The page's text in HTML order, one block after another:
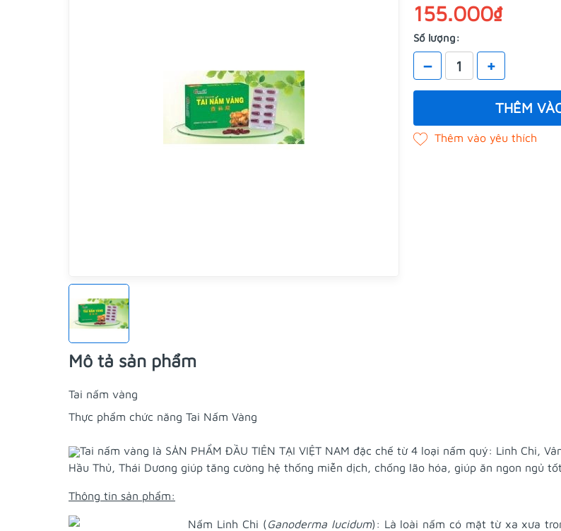
155.000₫
Số lượng:
– +
THÊM
Mô tả sản phẩm
Tai nấm vàng
Thực phẩm chức năng Tai Nấm Vàng
Tai nấm vàng là SẢN PHẨM ĐẦU TIÊN TẠI VIỆT NAM đặc chế từ 4 loại nấm quý: Linh Chi,
Hầu Thủ, Thái Dương giúp tăng cường hệ thống miễn dịch, chống lão hóa, giúp ăn ngon ngủ
Thông tin sản phẩm:
Nấm Linh Chi (Ganoderma lucidum): Là loài nấm có mặt từ xa xưa